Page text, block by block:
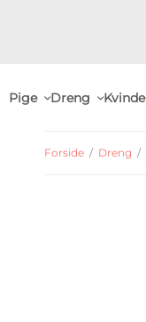
Pige Dreng Kvinde
Forside / Dreng /